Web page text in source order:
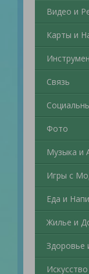
Видео и
Карты и
Связь
Фото
Музыка и
Игры с
Еда и
Жилье и
Здоровье